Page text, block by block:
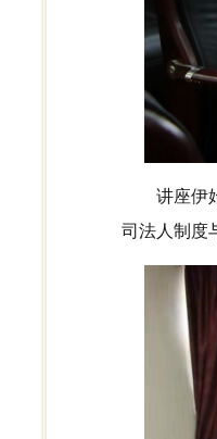
讲座伊
司法人制度